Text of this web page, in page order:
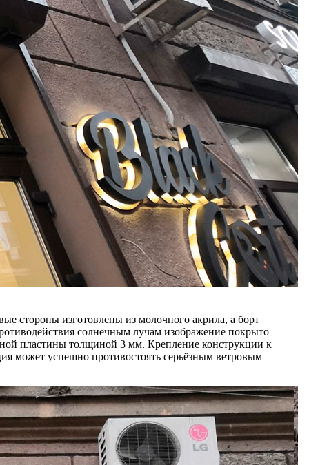
стороны изготовлены из молочного акрила, а борт
солнечным лучам изображение покрыто
пластины толщиной 3 мм. Крепление конструкции к
может успешно противостоять серьёзным ветровым